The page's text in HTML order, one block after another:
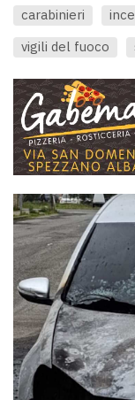
carabinieri
vigili del fuoco